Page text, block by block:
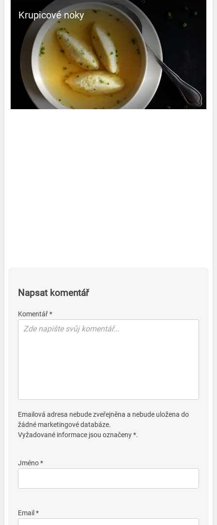
Krupicové noky
Napsat komentář
Komentář *
Emailová adresa nebude zveřejněna a nebude uložena do
žádné marketingové databáze.
Vyžadované informace jsou označeny *.
Jméno *
Email *